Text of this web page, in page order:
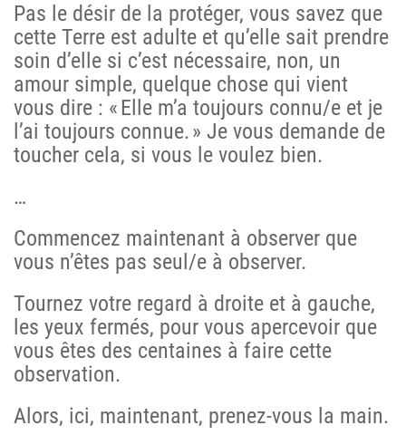
Pas le désir de la protéger, vous savez que
cette Terre est adulte et qu’elle sait prendre
soin d’elle si c’est nécessaire, non, un
amour simple, quelque chose qui vient
vous dire : « Elle m’a toujours connu/e et je
l’ai toujours connue. » Je vous demande de
toucher cela, si vous le voulez bien.
…
Commencez maintenant à observer que
vous n’êtes pas seul/e à observer.
Tournez votre regard à droite et à gauche,
les yeux fermés, pour vous apercevoir que
vous êtes des centaines à faire cette
observation.
Alors, ici, maintenant, prenez-vous la main.